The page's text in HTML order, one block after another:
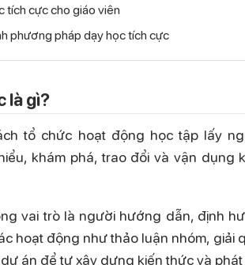
tích cực cho giáo viên
phương pháp dạy học tích cực
là gì?
tổ chức hoạt động học tập lấy
khám phá, trao đổi và vận dụng
vai trò là người hướng dẫn, định
hoạt động như thảo luận nhóm, giải
án để tự xây dựng kiến thức và